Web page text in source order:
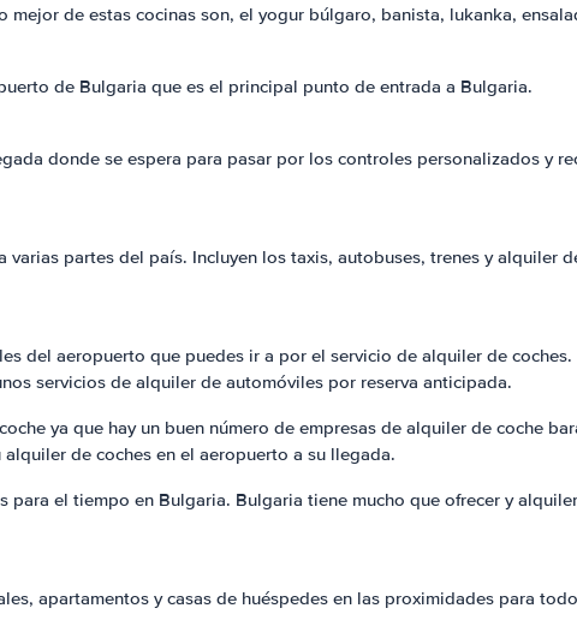
de estas cocinas son, el yogur búlgaro, banista, lukanka,
de Bulgaria que es el principal punto de entrada a Bulgaria.
donde se espera para pasar por los controles personalizados y
partes del país. Incluyen los taxis, autobuses, trenes y alquiler
del aeropuerto que puedes ir a por el servicio de alquiler de
servicios de alquiler de automóviles por reserva anticipada.
ya que hay un buen número de empresas de alquiler de coche
de coches en el aeropuerto a su llegada.
el tiempo en Bulgaria. Bulgaria tiene mucho que ofrecer y
apartamentos y casas de huéspedes en las proximidades para